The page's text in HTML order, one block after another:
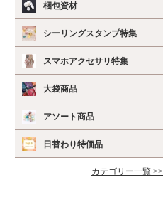
梱包資材
シーリングスタンプ特集
スマホアクセサリ特集
大袋商品
アソート商品
日替わり特価品
カテゴリー一覧 >>